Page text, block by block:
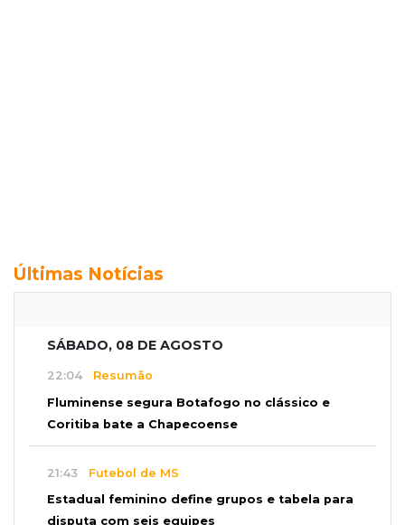
Últimas Notícias
SÁBADO, 08 DE AGOSTO
22:04 Resumão
Fluminense segura Botafogo no clássico e
Coritiba bate a Chapecoense
21:43 Futebol de MS
Estadual feminino define grupos e tabela para
disputa com seis equipes